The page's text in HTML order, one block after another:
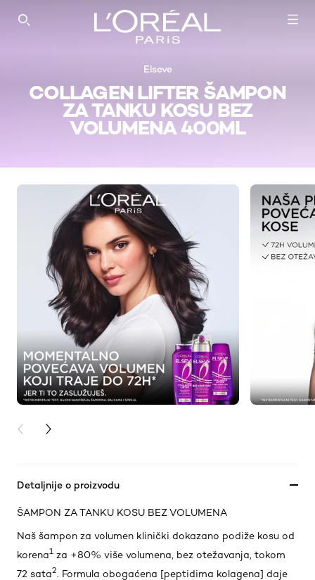
SEARCH THIS SITE
Elseve
COLLAGEN LIFTER ŠAMPON
ZA TANKU KOSU BEZ
VOLUMENA 400ML
PREVIOUS CARD
NEXT CARD
Detaljnije o proizvodu
ŠAMPON ZA TANKU KOSU BEZ VOLUMENA
Naš šampon za volumen klinički dokazano podiže kosu od
korena1 za +80% više volumena, bez otežavanja, tokom
72 sata2. Formula obogaćena [peptidima kolagena] daje